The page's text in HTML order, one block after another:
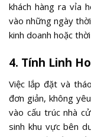
khách hàng ra vỉa
vào những ngày
kinh doanh hoặc
4. Tính Linh
Việc lắp đặt và
đơn giản, không
vào cấu trúc nhà
sinh khu vực bên